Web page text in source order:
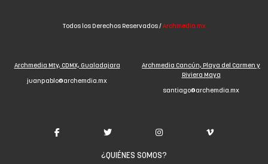
Todos los Derechos Reservados /Archmedia.mx
Archmedia Mty, CDMX, Gualadajara
juanpablo@archemdia.mx
Archmedia Cancún, Playa del Carmen y
Riviera Maya
santiago@archemdia.mx
¿QUIÉNES SOMOS?